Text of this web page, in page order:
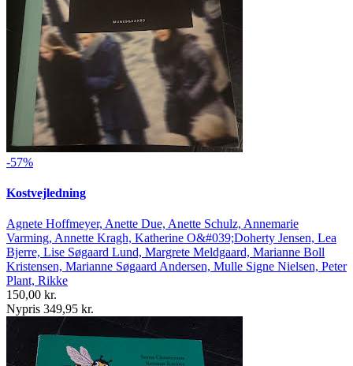
-57%
Kostvejledning
Agnete Hoffmeyer, Anette Due, Anette Schulz, Annemarie
Varming, Annette Kragh, Katherine O&#039;Doherty Jensen, Lea
Bjerre, Lise Søgaard Lund, Margrete Meldgaard, Marianne Boll
Kristensen, Marianne Søgaard Andersen, Mulle Signe Nielsen, Peter
Plant, Rikke
150,00 kr.
Nypris 349,95 kr.